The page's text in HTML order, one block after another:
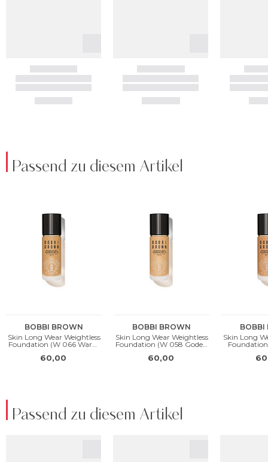
Passend zu diesem Artikel
Passend zu diesem Artikel